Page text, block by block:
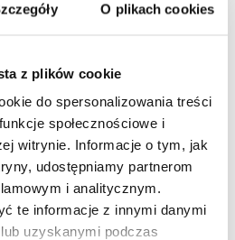
O plikach cookies
z plików cookie
do spersonalizowania treści
społecznościowe i
witrynie. Informacje o tym, jak
udostępniamy partnerom
i analitycznym.
te informacje z innymi danymi
uzyskanymi podczas
cd.,Prawo
z obszaru szkoleń.